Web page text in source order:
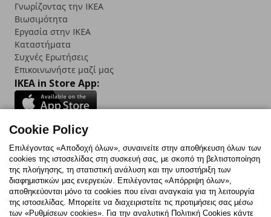
Γνωρίζοντας την IKEA
Βιωσιμότητα
Εργασία στην IKEA
Καταστήματα
Συχνές Ερωτήσεις
Επικοινωνήστε μαζί μας
IKEA in Store App:
Follow us:
FacebookInstagram
TikTokYoutubePinterestTwitter
Cookie Policy
Επιλέγοντας «Αποδοχή όλων», συναινείτε στην αποθήκευση όλων των
cookies της ιστοσελίδας στη συσκευή σας, με σκοπό τη βελτιστοποίηση
της πλοήγησης, τη στατιστική ανάλυση και την υποστήριξη των
διαφημιστικών μας ενεργειών. Επιλέγοντας «Απόρριψη όλων»,
αποθηκεύονται μόνο τα cookies που είναι αναγκαία για τη λειτουργία
της ιστοσελίδας. Μπορείτε να διαχειριστείτε τις προτιμήσεις σας μέσω
των «Ρυθμίσεων cookies». Για την αναλυτική Πολιτική Cookies κάντε